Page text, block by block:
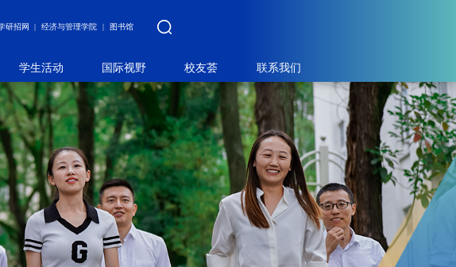
研招网 经济与管理学院 图书馆
学生活动 国际视野 校友荟 联系我们